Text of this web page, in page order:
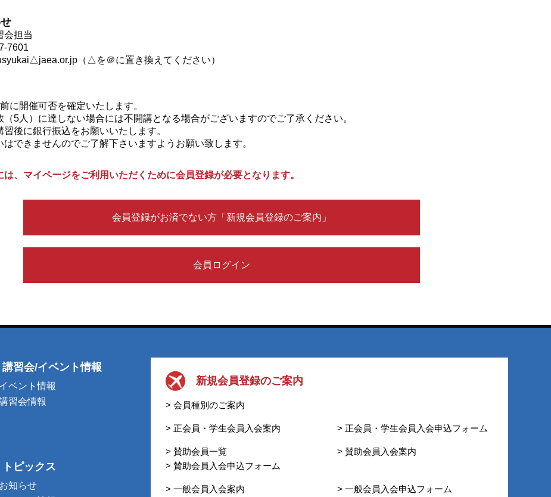
会担当
7601
（△を＠に置き換えてください）
に開催可否を確定いたします。
（5人）に達しない場合には不開講となる場合がございますのでご了承ください。
習後に銀行振込をお願いいたします。
はできませんのでご了解下さいますようお願い致します。
は、マイページをご利用いただくために会員登録が必要となります。
会員登録がお済でない方「新規会員登録のご案内」
会員ログイン
講習会/イベント情報
ベント情報
習会情報
トピックス
知らせ
新規会員登録のご案内
> 会員種別のご案内
> 正会員・学生会員入会案内 > 正会員・学生会員入会申込フォーム
> 賛助会員一覧
> 賛助会員入会案内
> 賛助会員入会申込フォーム
> 一般会員入会案内 > 一般会員入会申込フォーム